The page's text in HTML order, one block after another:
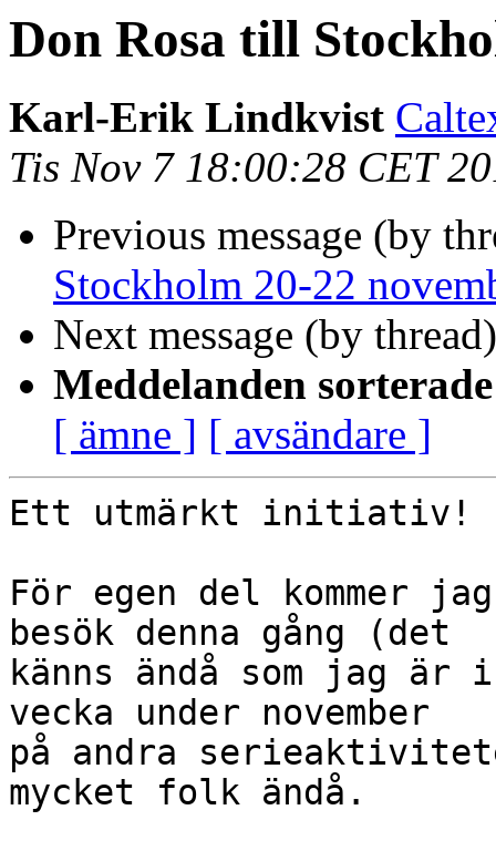
Don Rosa till
Karl-Erik Lindkvist
Tis Nov 7 18:00:28 CET
Previous message (by
Stockholm 20-22
Next message (by
Meddelanden
[ ämne ] [ avsändare ]
Ett utmärkt initiativ!
För egen del kommer
besök denna gång (det
känns ändå som jag är
vecka under november
på andra
mycket folk ändå.